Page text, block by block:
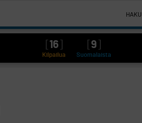
HAKU
16 9
Kilpailua Suomalaista